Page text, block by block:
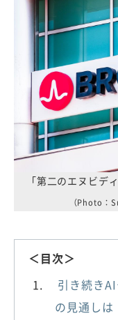
「第二のエヌビデ
（Photo
＜目次＞
引き続き
の見通しは